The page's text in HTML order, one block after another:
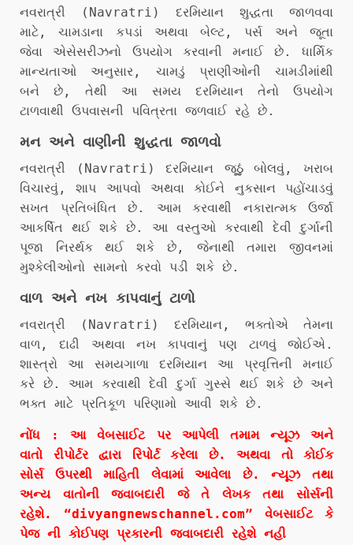
નવરાત્રી (Navratri) દરમિયાન શુદ્ધતા જાળવવા
માટે, ચામડાના કપડાં અથવા બેલ્ટ, પર્સ અને જૂતા
જેવા એસેસરીઝનો ઉપયોગ કરવાની મનાઈ છે. ધાર્મિક
માન્યતાઓ અનુસાર, ચામડું પ્રાણીઓની ચામડીમાંથી
બને છે, તેથી આ સમય દરમિયાન તેનો ઉપયોગ
ટાળવાથી ઉપવાસની પવિત્રતા જળવાઈ રહે છે.
મન અને વાણીની શુદ્ધતા જાળવો
નવરાત્રી (Navratri) દરમિયાન જૂઠું બોલવું, ખરાબ
વિચારવું, શાપ આપવો અથવા કોઈને નુકસાન પહોંચાડવું
સખત પ્રતિબંધિત છે. આમ કરવાથી નકારાત્મક ઉર્જા
આકર્ષિત થઈ શકે છે. આ વસ્તુઓ કરવાથી દેવી દુર્ગાની
પૂજા નિરર્થક થઈ શકે છે, જેનાથી તમારા જીવનમાં
મુશ્કેલીઓનો સામનો કરવો પડી શકે છે.
વાળ અને નખ કાપવાનું ટાળો
નવરાત્રી (Navratri) દરમિયાન, ભક્તોએ તેમના
વાળ, દાઢી અથવા નખ કાપવાનું પણ ટાળવું જોઈએ.
શાસ્ત્રો આ સમયગાળા દરમિયાન આ પ્રવૃત્તિની મનાઈ
કરે છે. આમ કરવાથી દેવી દુર્ગા ગુસ્સે થઈ શકે છે અને
ભક્ત માટે પ્રતિકૂળ પરિણામો આવી શકે છે.
નોંધ : આ વેબસાઈટ પર આપેલી તમામ ન્યૂઝ અને
વાતો રીપોર્ટર દ્વારા રિપોર્ટ કરેલા છે. અથવા તો કોઈક
સોર્સ ઉપરથી માહિતી લેવામાં આવેલા છે. ન્યૂઝ તથા
અન્ય વાતોની જવાબદારી જે તે લેખક તથા સોર્સની
રહેશે. “divyangnewschannel.com” વેબસાઈટ કે
પેજ ની કોઈપણ પ્રકારની જવાબદારી રહેશે નહી